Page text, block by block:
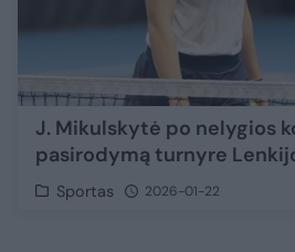
J. Mikulskytė po nelygios
pasirodymą turnyre
Sportas 2026-01-22